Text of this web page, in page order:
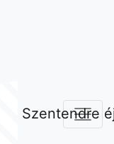
Szentendre